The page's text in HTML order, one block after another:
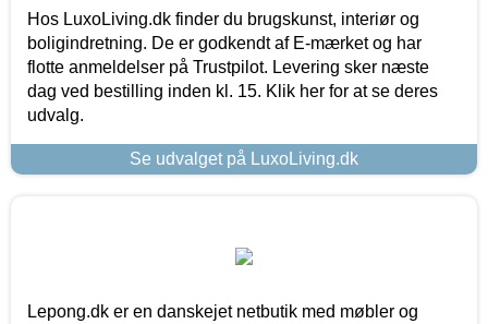
Hos LuxoLiving.dk finder du brugskunst, interiør og
boligindretning. De er godkendt af E-mærket og har
flotte anmeldelser på Trustpilot. Levering sker næste
dag ved bestilling inden kl. 15. Klik her for at se deres
udvalg.
Se udvalget på LuxoLiving.dk
Lepong.dk er en danskejet netbutik med møbler og